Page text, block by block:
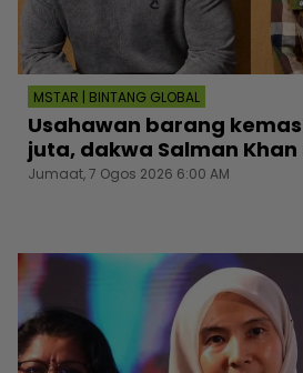
MSTAR | BINTANG GLOBAL
Usahawan barang kemas
juta, dakwa Salman
Jumaat, 7 Ogos 2026 6:00 AM